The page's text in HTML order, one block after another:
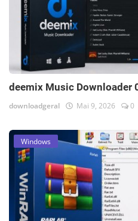
deemix Music Downloader
downloadgeral Mai 9, 2026 0
Windows